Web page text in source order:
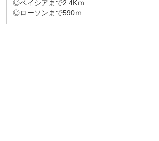
◎ベイシアまで2.4Kｍ
◎ローソンまで590ｍ